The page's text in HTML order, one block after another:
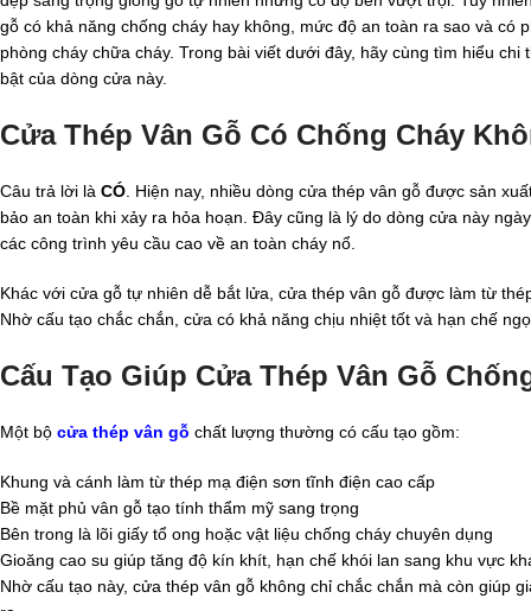
gỗ có khả năng chống cháy hay không, mức độ an toàn ra sao và
phòng cháy chữa cháy. Trong bài viết dưới đây, hãy cùng tìm hiểu
bật của dòng cửa này.
Cửa Thép Vân Gỗ Có Chống Cháy
Câu trả lời là CÓ . Hiện nay, nhiều dòng cửa thép vân gỗ được sản
bảo an toàn khi xảy ra hỏa hoạn. Đây cũng là lý do dòng cửa này
các công trình yêu cầu cao về an toàn cháy nổ.
Khác với cửa gỗ tự nhiên dễ bắt lửa, cửa thép vân gỗ được làm từ
Nhờ cấu tạo chắc chắn, cửa có khả năng chịu nhiệt tốt và hạn chế
Cấu Tạo Giúp Cửa Thép Vân Gỗ
Một bộ cửa thép vân gỗ chất lượng thường có cấu tạo gồm:
Khung và cánh làm từ thép mạ điện sơn tĩnh điện cao cấp
Bề mặt phủ vân gỗ tạo tính thẩm mỹ sang trọng
Bên trong là lõi giấy tổ ong hoặc vật liệu chống cháy chuyên dụng
Gioăng cao su giúp tăng độ kín khít, hạn chế khói lan sang khu vực
Nhờ cấu tạo này, cửa thép vân gỗ không chỉ chắc chắn mà còn giúp